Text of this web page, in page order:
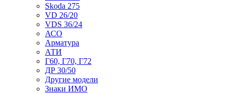
Skoda 275
VD 26/20
VDS 36/24
АСО
Арматура
АТИ
Г60, Г70, Г72
ДР 30/50
Другие модели
Знаки ИМО